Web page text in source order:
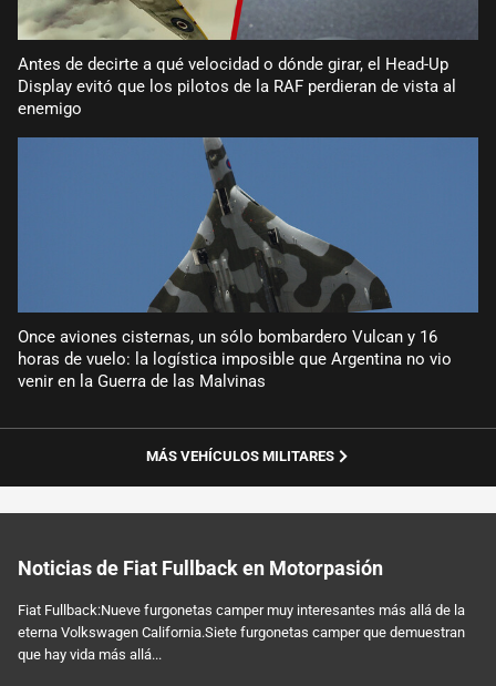
Antes de decirte a qué velocidad o dónde girar, el Head-Up
Display evitó que los pilotos de la RAF perdieran de vista al
enemigo
Once aviones cisternas, un sólo bombardero Vulcan y 16
horas de vuelo: la logística imposible que Argentina no vio
venir en la Guerra de las Malvinas
MÁS VEHÍCULOS MILITARES
Noticias de Fiat Fullback en Motorpasión
Fiat Fullback:Nueve furgonetas camper muy interesantes más allá de la
eterna Volkswagen California.Siete furgonetas camper que demuestran
que hay vida más allá...